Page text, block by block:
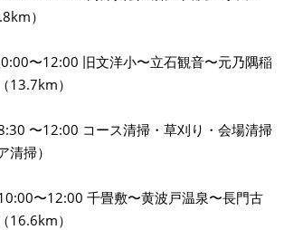
）
〜12:00 旧文洋小〜立石観音〜元乃隅稲
13.7km）
〜12:00 コース清掃・草刈り・会場清掃
清掃）
〜12:00 千畳敷〜黄波戸温泉〜長門古
16.6km）